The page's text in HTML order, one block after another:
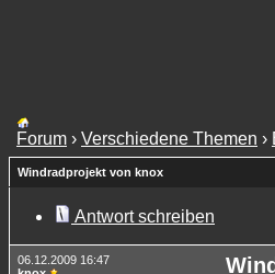
Forum › Verschiedene Themen ›
Windradprojekt von knox
Antwort schreiben
06.12.2009 16:47